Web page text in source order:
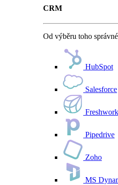
CRM
Od výběru toho
HubSpot
Salesforce
Pipedrive
Zoho
MS